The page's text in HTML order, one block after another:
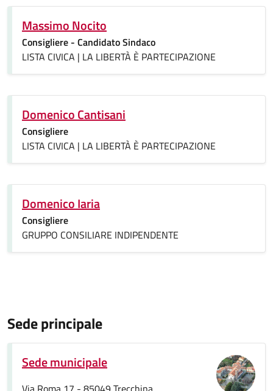
Massimo Nocito
Consigliere - Candidato Sindaco
LISTA CIVICA | LA LIBERTÀ È PARTECIPAZIONE
Domenico Cantisani
Consigliere
LISTA CIVICA | LA LIBERTÀ È PARTECIPAZIONE
Domenico Iaria
Consigliere
GRUPPO CONSILIARE INDIPENDENTE
Sede principale
Sede municipale